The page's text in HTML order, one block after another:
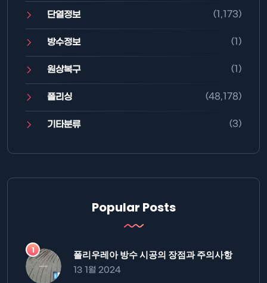
단열정보 (1,173)
방수정보 (1)
원상복구 (1)
폴리싱 (48,178)
기타분류 (3)
Popular Posts
폴리우레아 방수 시공의 장점과 주의사항
13 1월 2024